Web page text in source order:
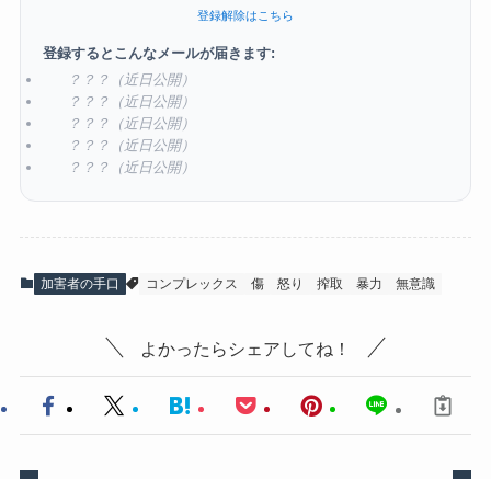
登録解除はこちら
登録するとこんなメールが届きます:
？？？（近日公開）
？？？（近日公開）
？？？（近日公開）
？？？（近日公開）
？？？（近日公開）
加害者の手口 コンプレックス 傷 怒り 搾取 暴力 無意識
よかったらシェアしてね！